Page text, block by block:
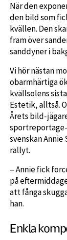
När den
den bild som
kvällen. Den
fram över
sanddyner i
Vi hör nästan
obarmhärtiga
kvällsolens
Estetik, alltså.
Årets bild-
svenskan
rallyt.
– Annie fick
på
att fånga
han.
Enkla